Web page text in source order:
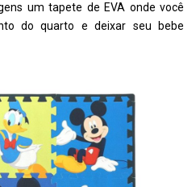
um tapete de EVA onde você
do quarto e deixar seu bebe